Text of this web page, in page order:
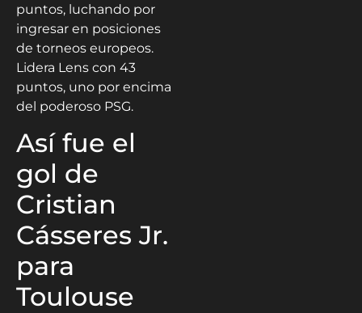
puntos, luchando por
ingresar en posiciones
de torneos europeos.
Lidera Lens con 43
puntos, uno por encima
del poderoso PSG.
Así fue el
gol de
Cristian
Cásseres Jr.
para
Toulouse